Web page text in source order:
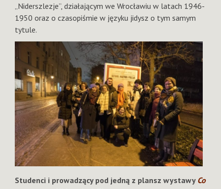
„Niderszlezje”, działającym we Wrocławiu w latach 1946-
1950 oraz o czasopiśmie w języku jidysz o tym samym
tytule.
Studenci i prowadzący pod jedną z plansz wystawy Co